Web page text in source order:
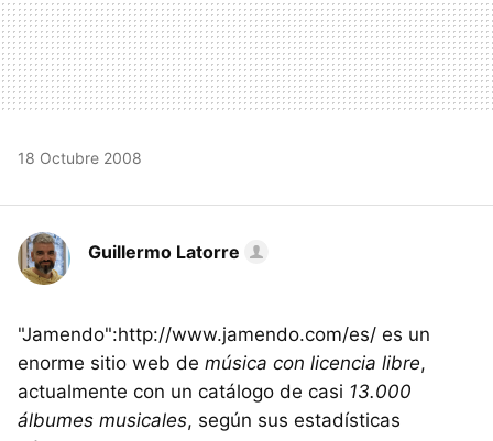
18 Octubre 2008
Guillermo Latorre
"Jamendo":http://www.jamendo.com/es/ es un
enorme sitio web de música con licencia libre,
actualmente con un catálogo de casi 13.000
álbumes musicales, según sus estadísticas